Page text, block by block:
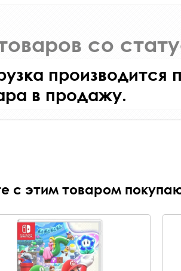
со
производится
в продажу.
с этим товаром